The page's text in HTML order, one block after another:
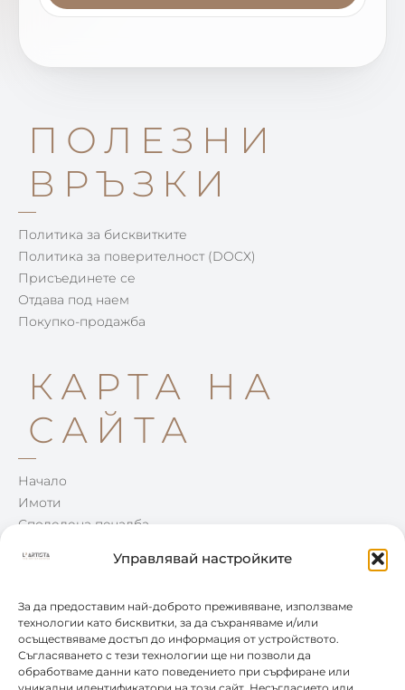
Управлявай настройките
За да предоставим най-доброто преживяване, използваме
технологии като бисквитки, за да съхраняваме и/или
осъществяваме достъп до информация от устройството.
Съгласяването с тези технологии ще ни позволи да
обработваме данни като поведението при сърфиране или
ПОЛЕЗНИ
ВРЪЗКИ
Политика за бисквитките
Политика за поверителност (DOCX)
Присъединете се
Отдава под наем
Покупко-продажба
КАРТА НА
САЙТА
Начало
Имоти
Споделена печалба
КОНТАКТИ